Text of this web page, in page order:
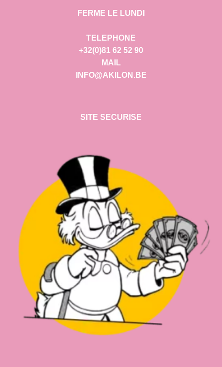
FERME LE LUNDI
TELEPHONE
+32(0)81 62 52 90
MAIL
INFO@AKILON.BE
SITE SECURISE